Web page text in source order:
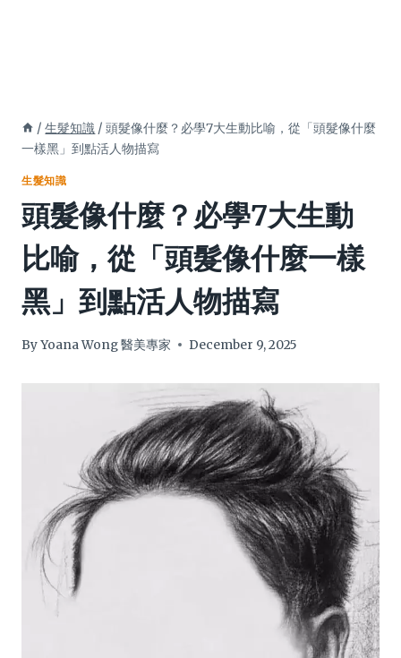
/ 生髮知識 / 頭髮像什麼？必學7大生動比喻，從「頭髮像什麼
一樣黑」到點活人物描寫
生髮知識
頭髮像什麼？必學7大生動
比喻，從「頭髮像什麼一樣
黑」到點活人物描寫
ByYoana Wong 醫美專家 December 9, 2025